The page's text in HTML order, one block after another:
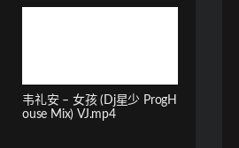
韦礼安 – 女孩 (Dj星少 ProgH
ouse Mix) VJ.mp4